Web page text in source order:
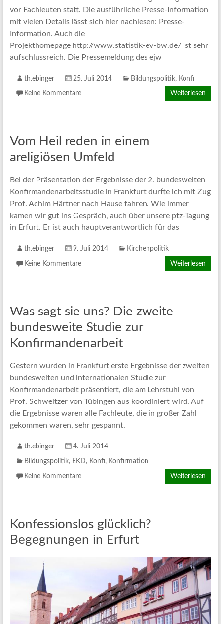
vor Fachleuten statt. Die ausführliche Presse-Information
mit vielen Details lässt sich hier nachlesen: Presse-
Information. Auch die
Projekthomepage http://www.statistik-ev-bw.de/ ist sehr
aufschlussreich. Die Pressemeldung des ejw
th.ebinger 25. Juli 2014 Bildungspolitik, Konfi
Keine Kommentare Weiterlesen
Vom Heil reden in einem
areligiösen Umfeld
Bei der Präsentation der Ergebnisse der 2. bundesweiten
Konfirmandenarbeitsstudie in Frankfurt durfte ich mit Zug
Prof. Achim Härtner nach Hause fahren. Wie immer
kamen wir gut ins Gespräch, auch über unsere ptz-Tagung
in Erfurt. Er ist auch hauptverantwortlich für das
th.ebinger 9. Juli 2014 Kirchenpolitik
Keine Kommentare Weiterlesen
Was sagt sie uns? Die zweite
bundesweite Studie zur
Konfirmandenarbeit
Gestern wurden in Frankfurt erste Ergebnisse der zweiten
bundesweiten und internationalen Studie zur
Konfirmandenarbeit präsentiert, die am Lehrstuhl von
Prof. Schweitzer von Tübingen aus koordiniert wird. Auf
die Ergebnisse waren alle Fachleute, die in großer Zahl
gekommen waren, sehr gespannt.
th.ebinger 4. Juli 2014
Bildungspolitik, EKD, Konfi, Konfirmation
Keine Kommentare Weiterlesen
Konfessionslos glücklich?
Begegnungen in Erfurt